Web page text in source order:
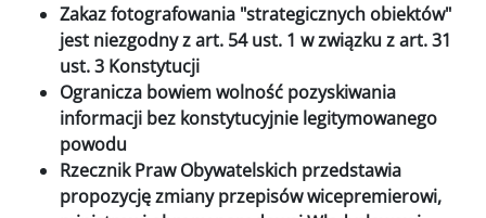
Zakaz fotografowania "strategicznych obiektów"
jest niezgodny z art. 54 ust. 1 w związku z art. 31
ust. 3 Konstytucji
Ogranicza bowiem wolność pozyskiwania
informacji bez konstytucyjnie legitymowanego
powodu
Rzecznik Praw Obywatelskich przedstawia
propozycję zmiany przepisów wicepremierowi,